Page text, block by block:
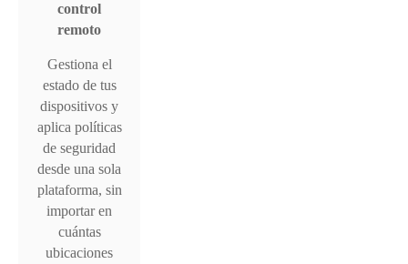
control
remoto
Gestiona el
estado de tus
dispositivos y
aplica políticas
de seguridad
desde una sola
plataforma, sin
importar en
cuántas
ubicaciones